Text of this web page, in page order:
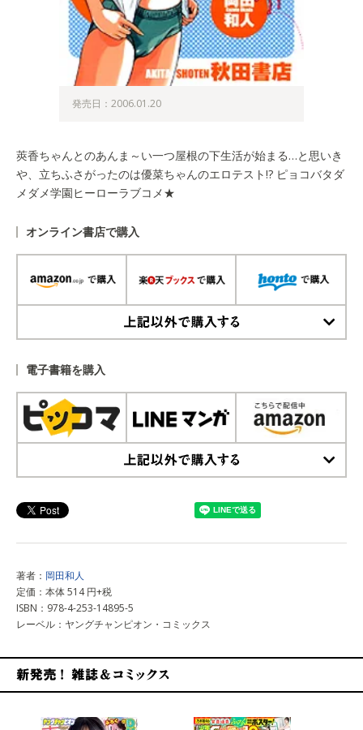
発売日：2006.01.20
莢香ちゃんとのあんま～い一つ屋根の下生活が始まる…と思いき
や、立ちふさがったのは優菜ちゃんのエロテスト!? ピョコバタダ
メダメ学園ヒーローラブコメ★
オンライン書店で購入
電子書籍を購入
著者： 岡田和人
定価：本体 514 円+税
ISBN：978-4-253-14895-5
レーベル：ヤングチャンピオン・コミックス